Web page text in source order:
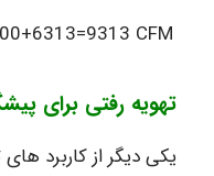
CFM
تهویه رفتی برای
یکی دیگر از کاربرد های